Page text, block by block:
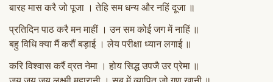
बारह मास करै जो पूजा । तेहि सम धन्य और नहिं दूजा ॥
प्रतिदिन पाठ करै मन माहीं । उन सम कोई जग में नाहिं ॥
बहु विधि क्या मैं करौं बड़ाई । लेय परीक्षा ध्यान लगाई ॥
करि विश्वास करैं व्रत नेमा । होय सिद्ध उपजै उर प्रेमा ॥